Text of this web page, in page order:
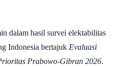
dalam hasil survei elektabilitas
Indonesia bertajuk Evaluasi
Prabowo-Gibran 2026.